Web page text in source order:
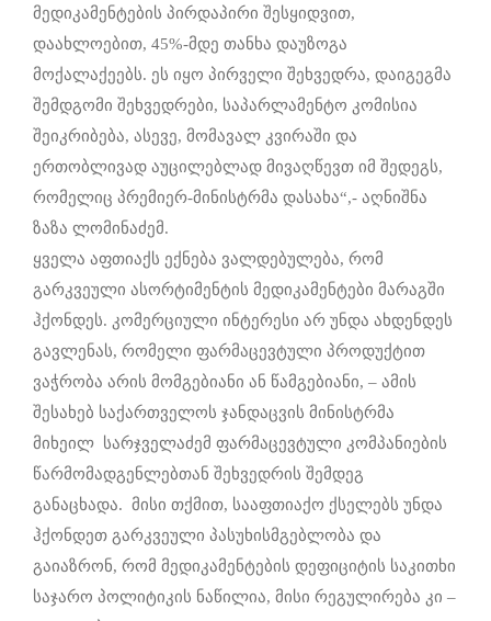
მედიკამენტების პირდაპირი შესყიდვით,
დაახლოებით, 45%-მდე თანხა დაუზოგა
მოქალაქეებს. ეს იყო პირველი შეხვედრა, დაიგეგმა
შემდგომი შეხვედრები, საპარლამენტო კომისია
შეიკრიბება, ასევე, მომავალ კვირაში და
ერთობლივად აუცილებლად მივაღწევთ იმ შედეგს,
რომელიც პრემიერ-მინისტრმა დასახა“,- აღნიშნა
ზაზა ლომინაძემ.
ყველა აფთიაქს ექნება ვალდებულება, რომ
გარკვეული ასორტიმენტის მედიკამენტები მარაგში
ჰქონდეს. კომერციული ინტერესი არ უნდა ახდენდეს
გავლენას, რომელი ფარმაცევტული პროდუქტით
ვაჭრობა არის მომგებიანი ან წამგებიანი, – ამის
შესახებ საქართველოს ჯანდაცვის მინისტრმა
მიხეილ სარჯველაძემ ფარმაცევტული კომპანიების
წარმომადგენლებთან შეხვედრის შემდეგ
განაცხადა. მისი თქმით, სააფთიაქო ქსელებს უნდა
ჰქონდეთ გარკვეული პასუხისმგებლობა და
გაიაზრონ, რომ მედიკამენტების დეფიციტის საკითხი
საჯარო პოლიტიკის ნაწილია, მისი რეგულირება კი –